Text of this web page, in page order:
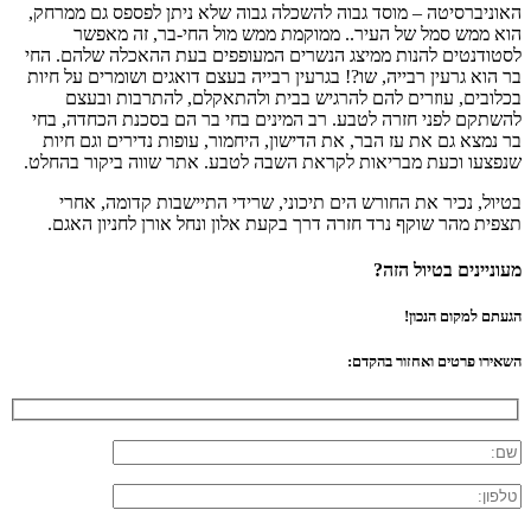
האוניברסיטה – מוסד גבוה להשכלה גבוה שלא ניתן לפספס גם ממרחק,
הוא ממש סמל של העיר.. ממוקמת ממש מול החי-בר, זה מאפשר
לסטודנטים להנות ממיצג הנשרים המעופפים בעת ההאכלה שלהם. החי
בר הוא גרעין רבייה, שו?! בגרעין רבייה בעצם דואגים ושומרים על חיות
בכלובים, עוזרים להם להרגיש בבית ולהתאקלם, להתרבות ובעצם
להשתקם לפני חזרה לטבע. רב המינים בחי בר הם בסכנת הכחדה, בחי
בר נמצא גם את עז הבר, את הדישון, היחמור, עופות נדירים וגם חיות
שנפצעו וכעת מבריאות לקראת השבה לטבע. אתר שווה ביקור בהחלט.
בטיול, נכיר את החורש הים תיכוני, שרידי התיישבות קדומה, אחרי
תצפית מהר שוקף נרד חזרה דרך בקעת אלון ונחל אורן לחניון האגם.
מעוניינים בטיול הזה?
הגעתם למקום הנכון!
השאירו פרטים ואחזור בהקדם: